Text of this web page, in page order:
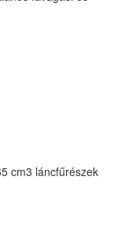
cm3 láncfűrészek